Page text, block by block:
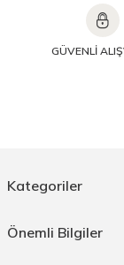
GÜVENLİ
Kategoriler
Önemli Bilgiler